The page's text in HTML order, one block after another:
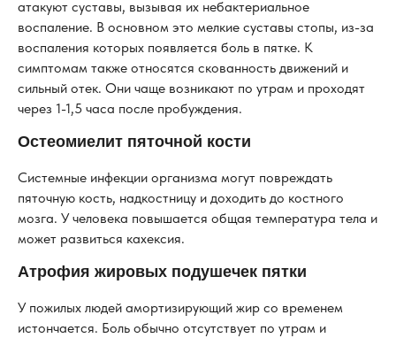
атакуют суставы, вызывая их небактериальное
воспаление. В основном это мелкие суставы стопы, из-за
воспаления которых появляется боль в пятке. К
симптомам также относятся скованность движений и
сильный отек. Они чаще возникают по утрам и проходят
через 1-1,5 часа после пробуждения.
Остеомиелит пяточной кости
Системные инфекции организма могут повреждать
пяточную кость, надкостницу и доходить до костного
мозга. У человека повышается общая температура тела и
может развиться кахексия.
Атрофия жировых подушечек пятки
У пожилых людей амортизирующий жир со временем
истончается. Боль обычно отсутствует по утрам и